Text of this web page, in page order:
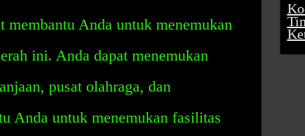
membantu Anda untuk menemukan
ini. Anda dapat menemukan
pusat olahraga, dan
Anda untuk menemukan fasilitas